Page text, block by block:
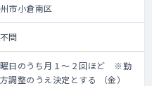
市小倉南区
問
曜日のうち月１～２回ほど ※勤
調整のうえ決定とする （金）